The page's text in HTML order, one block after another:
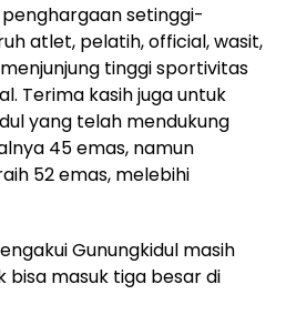
setinggi-
atlet, pelatih, official, wasit,
tinggi sportivitas
Terima kasih juga untuk
yang telah mendukung
45 emas, namun
52 emas, melebihi
Gunungkidul masih
bisa masuk tiga besar di